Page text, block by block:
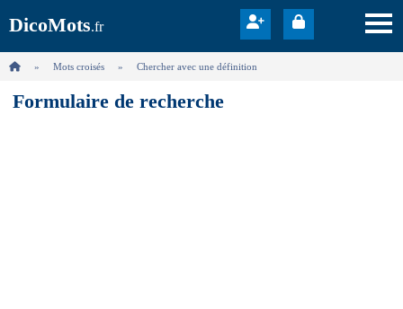
DicoMots.fr
Mots croisés Chercher avec une définition
Formulaire de recherche